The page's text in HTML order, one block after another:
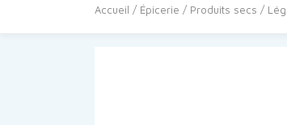
Accueil / Épicerie / Produits secs /